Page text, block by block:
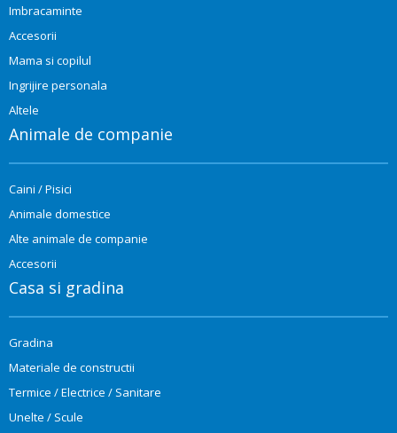
Imbracaminte
Accesorii
Mama si copilul
Ingrijire personala
Altele
Animale de companie
Caini / Pisici
Animale domestice
Alte animale de companie
Accesorii
Casa si gradina
Gradina
Materiale de constructii
Termice / Electrice / Sanitare
Unelte / Scule